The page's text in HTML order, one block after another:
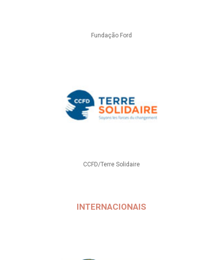
Fundação Ford
CCFD/Terre Solidaire
INTERNACIONAIS